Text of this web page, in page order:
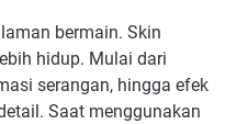
bermain. Skin
hidup. Mulai dari
serangan, hingga efek
Saat menggunakan